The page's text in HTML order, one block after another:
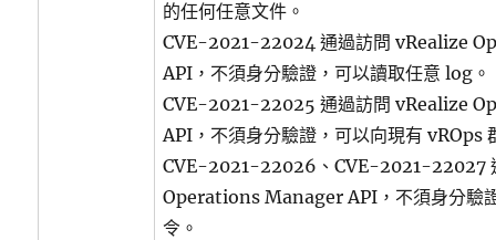
的任何任意文件。
CVE-2021-22024 通過訪問 vRealize
API，不須身分驗證，可以讀取任意 log。
CVE-2021-22025 通過訪問 vRealize
API，不須身分驗證，可以向現有 vROps
CVE-2021-22026、CVE-2021-22027
Operations Manager API，不須身分驗
令。